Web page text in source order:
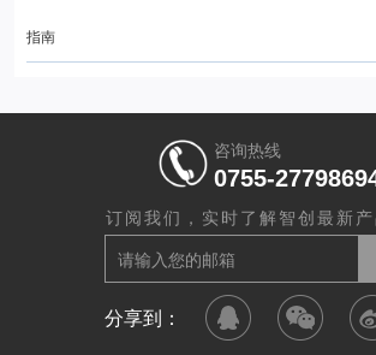
指南
咨询热线
0755-
订阅我们，实时了解智创最新
分享到：